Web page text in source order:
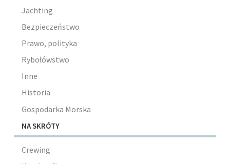
Jachting
Bezpieczeństwo
Prawo, polityka
Rybołówstwo
Inne
Historia
Gospodarka Morska
NA SKRÓTY
Crewing